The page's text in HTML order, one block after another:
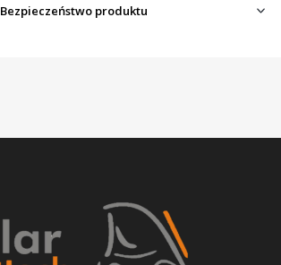
Bezpieczeństwo produktu